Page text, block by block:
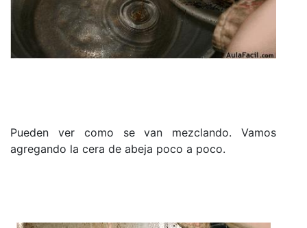
Pueden ver como se van mezclando. Vamos
agregando la cera de abeja poco a poco.